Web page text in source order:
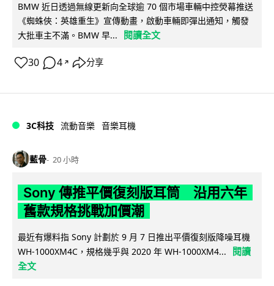
BMW 近日透過無線更新向全球逾 70 個市場車輛中控熒幕推送
《蜘蛛俠：英雄重生》宣傳動畫，啟動車輛即彈出通知，觸發
大批車主不滿。BMW 早...
閱讀全文
30 4 ↗ 分享
3C科技 流動音樂 音樂耳機
藍骨 20 小時
Sony 傳推平價復刻版耳筒 沿用六年
舊款規格挑戰加價潮
最近有爆料指 Sony 計劃於 9 月 7 日推出平價復刻版降噪耳機
WH-1000XM4C，規格幾乎與 2020 年 WH-1000XM4...
閱讀
全文